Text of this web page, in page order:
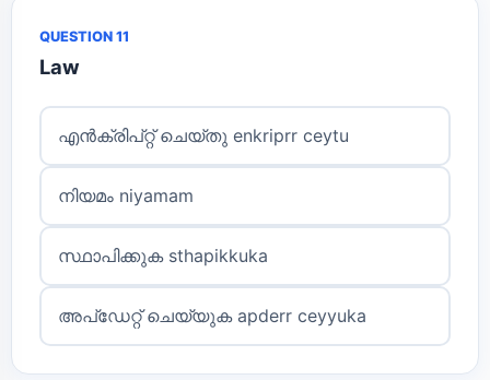
QUESTION 11
Law
എൻക്രിപ്റ്റ് ചെയ്തു enkriprr ceytu
നിയമം niyamam
സ്ഥാപിക്കുക sthapikkuka
അപ്ഡേറ്റ് ചെയ്യുക apderr ceyyuka